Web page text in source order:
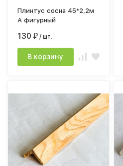
Плинтус сосна 45*2,2м
А фигурный
130₽ / шт.
В корзину